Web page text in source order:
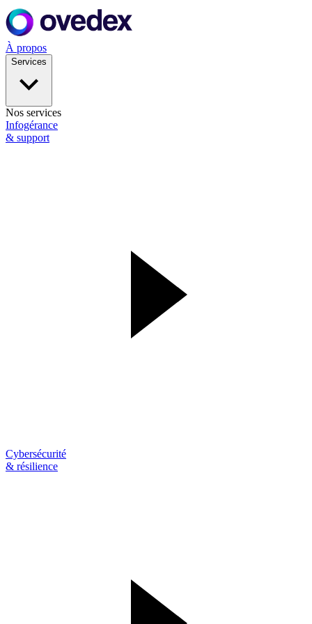
À propos
Services
Nos services
Infogérance
& support
Cybersécurité
& résilience